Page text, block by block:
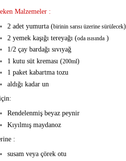
Malzemeler :
2 adet yumurta (birinin sarısı üzerine sürülecek)
2 yemek kaşığı tereyağı (oda ısısında)
1/2 çay bardağı sıvıyağ
1 kutu süt kreması (200ml)
1 paket kabartma tozu
aldığı kadar un
Rendelenmiş beyaz peynir
Kıyılmış maydanoz
:
susam veya çörek otu